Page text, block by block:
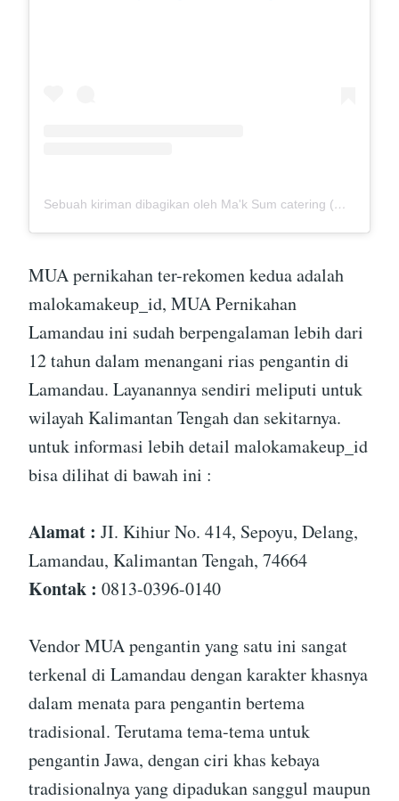
Sebuah kiriman dibagikan oleh Ma'k Sum catering (@mak_sumcatering)
MUA pernikahan ter-rekomen kedua adalah
malokamakeup_id, MUA Pernikahan
Lamandau ini sudah berpengalaman lebih dari
12 tahun dalam menangani rias pengantin di
Lamandau. Layanannya sendiri meliputi untuk
wilayah Kalimantan Tengah dan sekitarnya.
untuk informasi lebih detail malokamakeup_id
bisa dilihat di bawah ini :
Alamat : JI. Kihiur No. 414, Sepoyu, Delang,
Lamandau, Kalimantan Tengah, 74664
Kontak : 0813-0396-0140
Vendor MUA pengantin yang satu ini sangat
terkenal di Lamandau dengan karakter khasnya
dalam menata para pengantin bertema
tradisional. Terutama tema-tema untuk
pengantin Jawa, dengan ciri khas kebaya
tradisionalnya yang dipadukan sanggul maupun